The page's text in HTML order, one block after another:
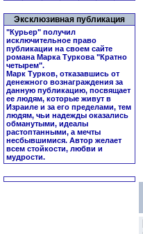
Эксклюзивная публикация
"Курьер" получил
исключительное право
публикации на своем сайте
романа Марка Туркова "Кратно
четырем".
Марк Турков, отказавшись от
денежного вознаграждения за
данную публикацию, посвящает
ее людям, которые живут в
Израиле и за его пределами, тем
людям, чьи надежды оказались
обманутыми, идеалы
растоптанными, а мечты
несбывшимися. Автор желает
всем стойкости, любви и
мудрости.